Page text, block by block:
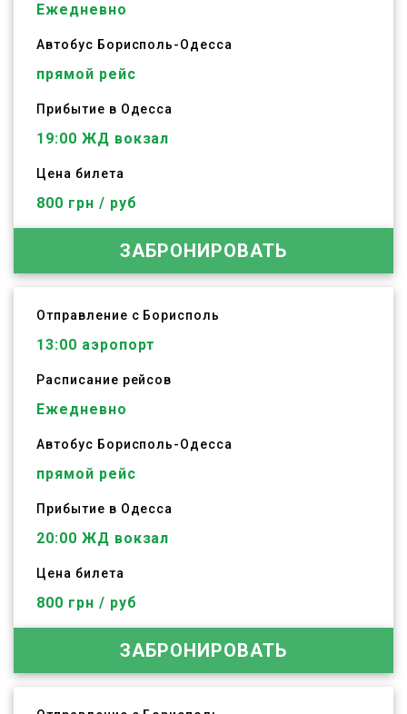
Ежедневно
Автобус Борисполь-Одесса
прямой рейс
Прибытие в Одесса
19:00 ЖД вокзал
Цена билета
800 грн / руб
ЗАБРОНИРОВАТЬ
Отправление с Борисполь
13:00 аэропорт
Расписание рейсов
Ежедневно
Автобус Борисполь-Одесса
прямой рейс
Прибытие в Одесса
20:00 ЖД вокзал
Цена билета
800 грн / руб
ЗАБРОНИРОВАТЬ